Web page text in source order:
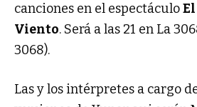
canciones en el espectáculo
Viento. Será a las 21 en La
3068).
Las y los intérpretes a cargo